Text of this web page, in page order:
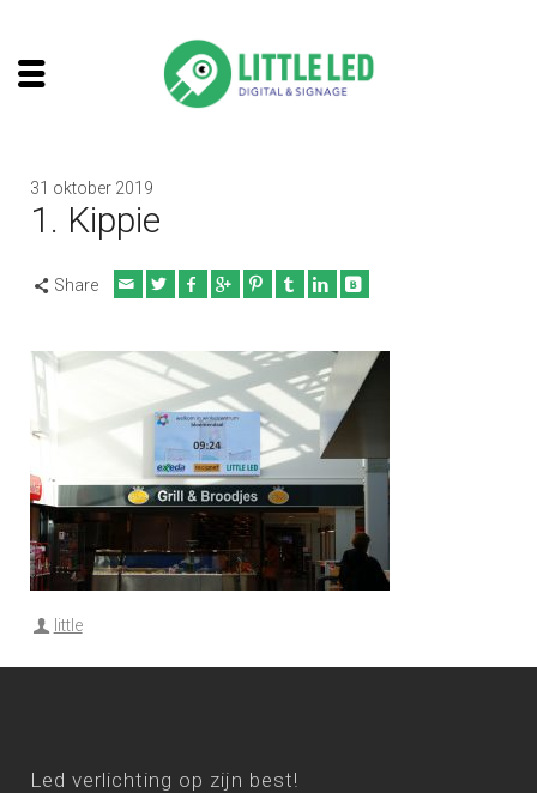
31 oktober 2019
1. Kippie
Share
little
Led verlichting op zijn best!